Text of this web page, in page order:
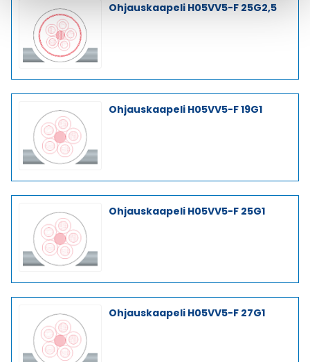
Ohjauskaapeli H05VV5-F 25G2,5
Ohjauskaapeli H05VV5-F 19G1
Ohjauskaapeli H05VV5-F 25G1
Ohjauskaapeli H05VV5-F 27G1